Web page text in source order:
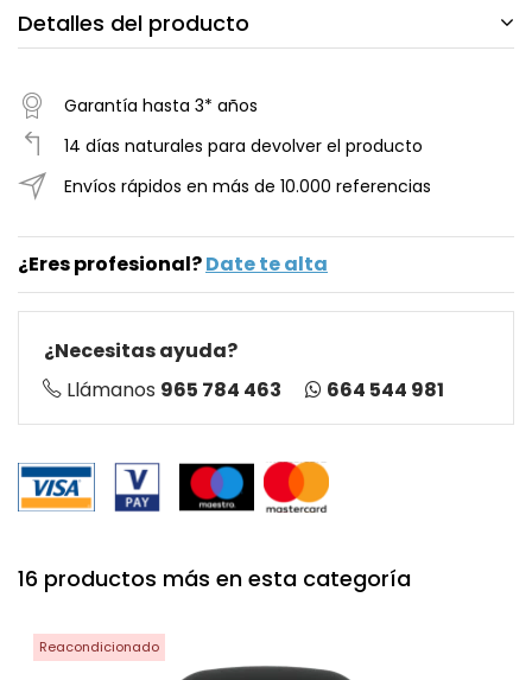
Detalles del producto
Garantía hasta 3* años
14 días naturales para devolver el producto
Envíos rápidos en más de 10.000 referencias
¿Eres profesional?Date te alta
¿Necesitas ayuda?
Llámanos 965 784 463 664 544 981
16 productos más en esta categoría
Reacondicionado